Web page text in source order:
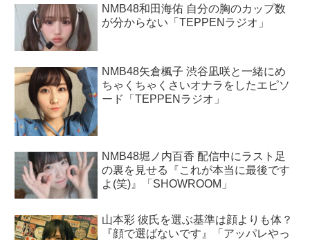
NMB48和田海佑 自分の胸のカップ数
が分からない「TEPPENラジオ」
NMB48矢倉楓子 渋谷凪咲と一緒にめ
ちゃくちゃくさいオナラをしたエピソ
ード「TEPPENラジオ」
NMB48堀ノ内百香 配信中にラスト足
の裏を見せる『これが本当に最後です
よ(笑)』「SHOWROOM」
山本彩 彼氏を選ぶ基準は顔よりも体？
『顔で選ばないです』「アッパレやっ